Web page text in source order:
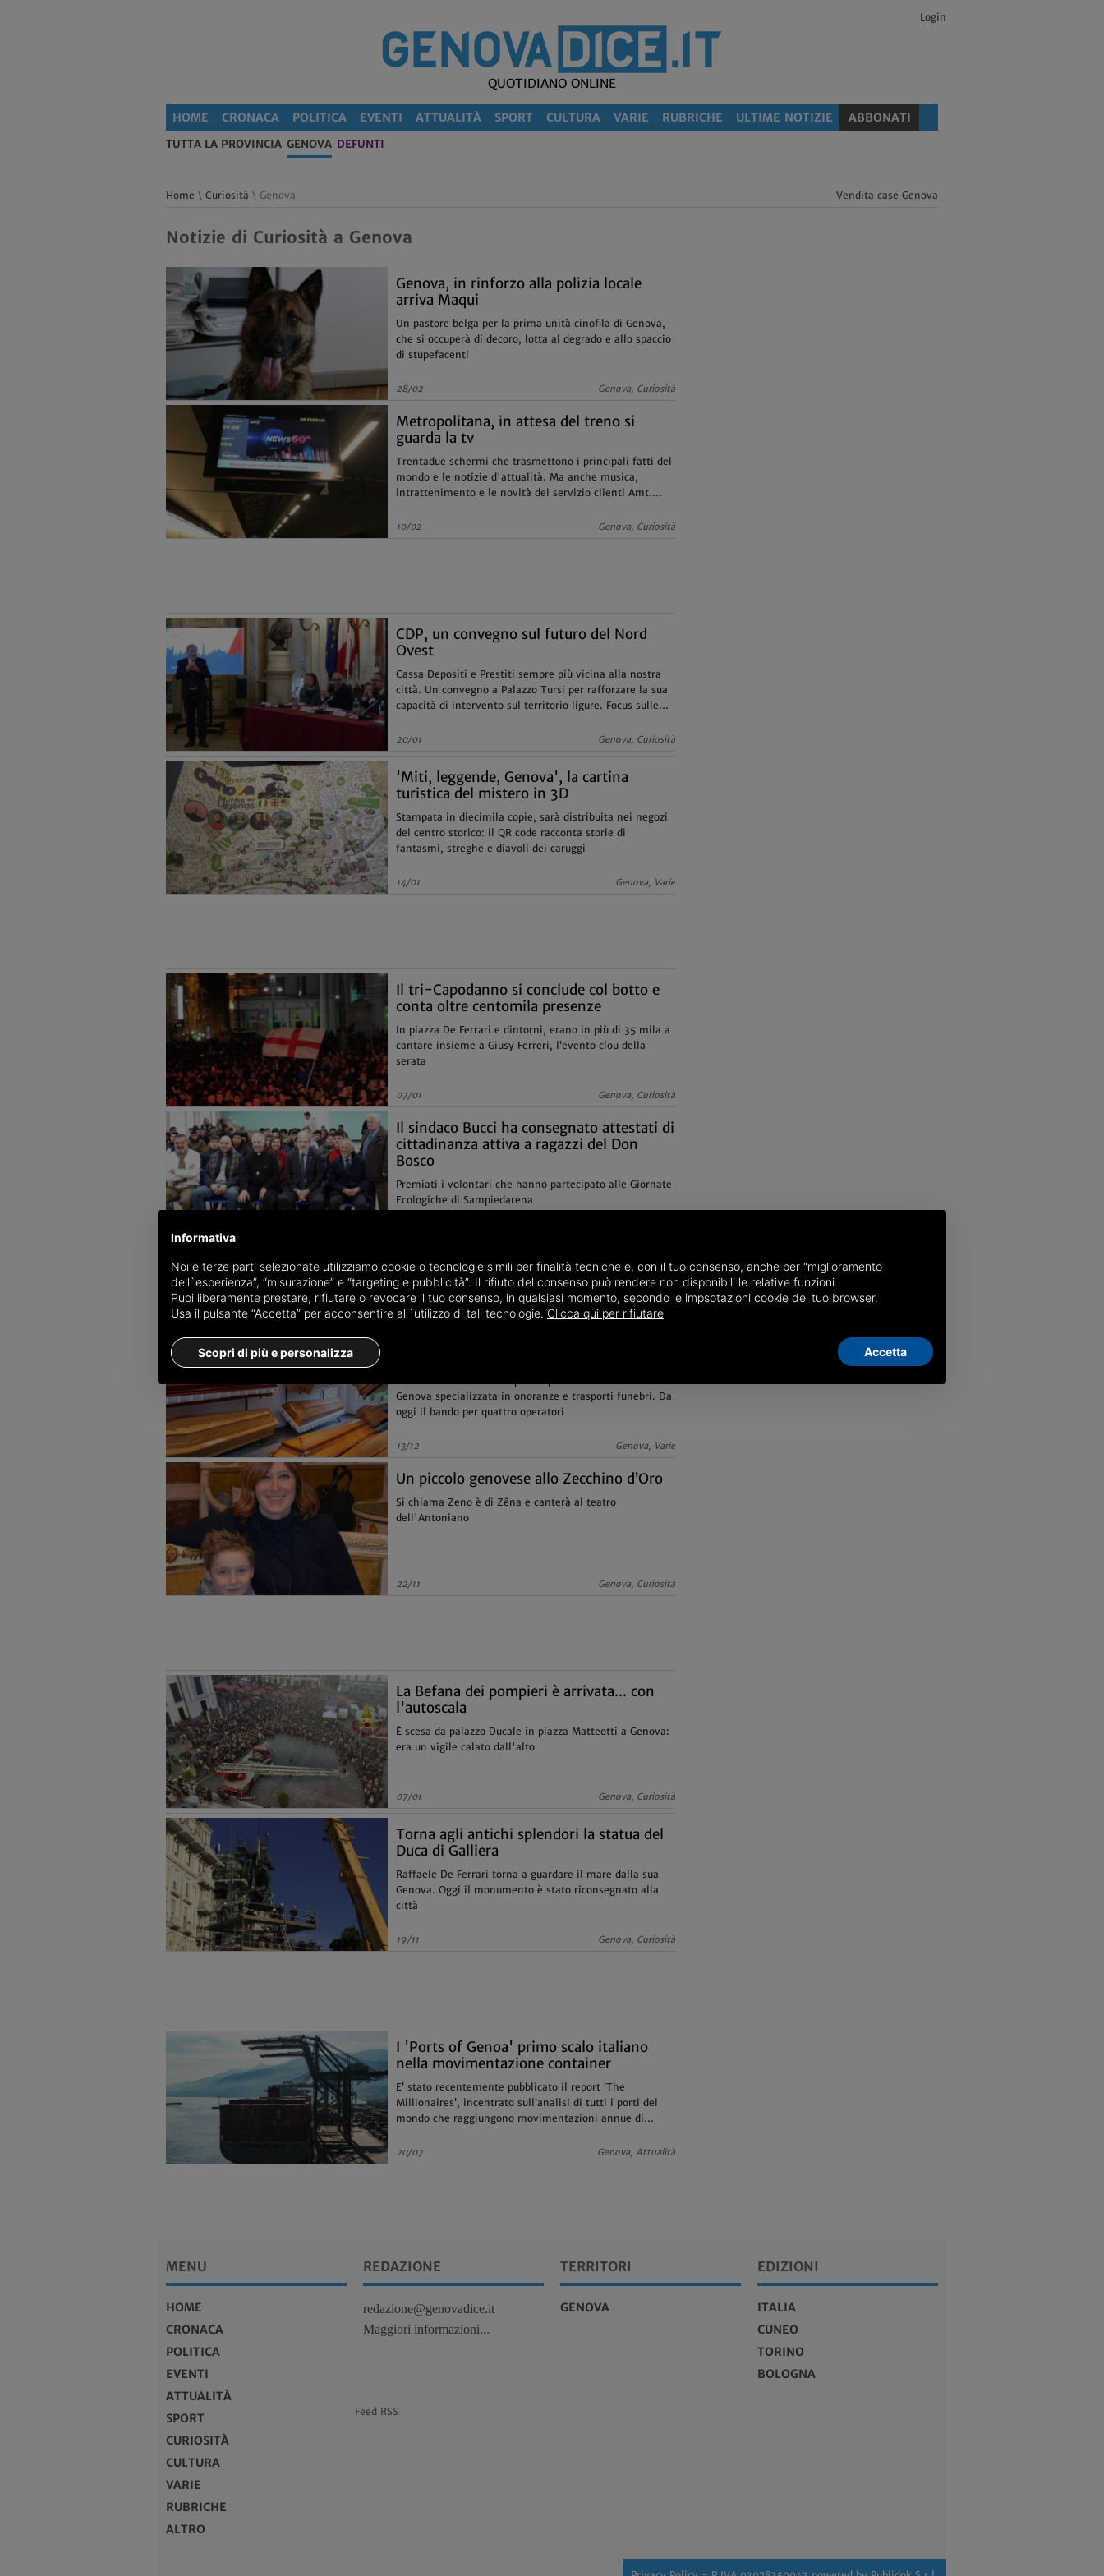
Login
QUOTIDIANO ONLINE
HOME CRONACA POLITICA EVENTI ATTUALITÀ SPORT CULTURA VARIE RUBRICHE ULTIME NOTIZIE ABBONATI
TUTTA LA PROVINCIA GENOVA DEFUNTI
Home \ Curiosità \ Genova Vendita case Genova
Notizie di Curiosità a Genova
Genova, in rinforzo alla polizia locale
arriva Maqui
Un pastore belga per la prima unità cinofila di Genova,
che si occuperà di decoro, lotta al degrado e allo spaccio
di stupefacenti
28/02 Genova, Curiosità
Metropolitana, in attesa del treno si
guarda la tv
Trentadue schermi che trasmettono i principali fatti del
mondo e le notizie d'attualità. Ma anche musica,
intrattenimento e le novità del servizio clienti Amt.
dei treni
10/02 Genova, Curiosità
CDP, un convegno sul futuro del Nord
Ovest
Cassa Depositi e Prestiti sempre più vicina alla nostra
città. Un convegno a Palazzo Tursi per rafforzare la sua
capacità di intervento sul territorio ligure. Focus sulle
20/01 Genova, Curiosità
'Miti, leggende, Genova', la cartina
turistica del mistero in 3D
Stampata in diecimila copie, sarà distribuita nei negozi
del centro storico: il QR code racconta storie di
fantasmi, streghe e diavoli dei caruggi
14/01 Genova, Varie
Il tri-Capodanno si conclude col botto e
conta oltre centomila presenze
In piazza De Ferrari e dintorni, erano in più di 35 mila a
cantare insieme a Giusy Ferreri, l’evento clou della
serata
07/01 Genova, Curiosità
Il sindaco Bucci ha consegnato attestati di
cittadinanza attiva a ragazzi del Don
Bosco
Premiati i volontari che hanno partecipato alle Giornate
Ecologiche di Sampiedarena
Genova specializzata in onoranze e trasporti funebri. Da
oggi il bando per quattro operatori
13/12 Genova, Varie
Un piccolo genovese allo Zecchino d’Oro
Si chiama Zeno è di Zêna e canterà al teatro
dell'Antoniano
22/11 Genova, Curiosità
La Befana dei pompieri è arrivata... con
l'autoscala
È scesa da palazzo Ducale in piazza Matteotti a Genova:
era un vigile calato dall'alto
07/01 Genova, Curiosità
Torna agli antichi splendori la statua del
Duca di Galliera
Raffaele De Ferrari torna a guardare il mare dalla sua
Genova. Oggi il monumento è stato riconsegnato alla
città
19/11 Genova, Curiosità
I 'Ports of Genoa' primo scalo italiano
nella movimentazione container
E’ stato recentemente pubblicato il report ‘The
Millionaires’, incentrato sull’analisi di tutti i porti del
mondo che raggiungono movimentazioni annue di
20/07 Genova, Attualità
MENU
HOME
CRONACA
POLITICA
EVENTI
ATTUALITÀ
SPORT
CURIOSITÀ
CULTURA
VARIE
RUBRICHE
ALTRO
REDAZIONE
redazione@genovadice.it
Maggiori informazioni...
TERRITORI
GENOVA
EDIZIONI
ITALIA
CUNEO
TORINO
BOLOGNA
Feed RSS
Informativa
Noi e terze parti selezionate utilizziamo cookie o tecnologie simili per finalità tecniche e, con il tuo consenso, anche per “miglioramento
dell`esperienza”, “misurazione” e “targeting e pubblicità”. Il rifiuto del consenso può rendere non disponibili le relative funzioni.
Puoi liberamente prestare, rifiutare o revocare il tuo consenso, in qualsiasi momento, secondo le impsotazioni cookie del tuo browser.
Usa il pulsante “Accetta” per acconsentire all`utilizzo di tali tecnologie. Clicca qui per rifiutare
Scopri di più e personalizza Accetta